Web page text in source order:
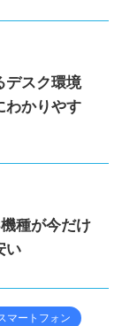
デスク環境
わかりやす
種が今だけ
い
マートフォン